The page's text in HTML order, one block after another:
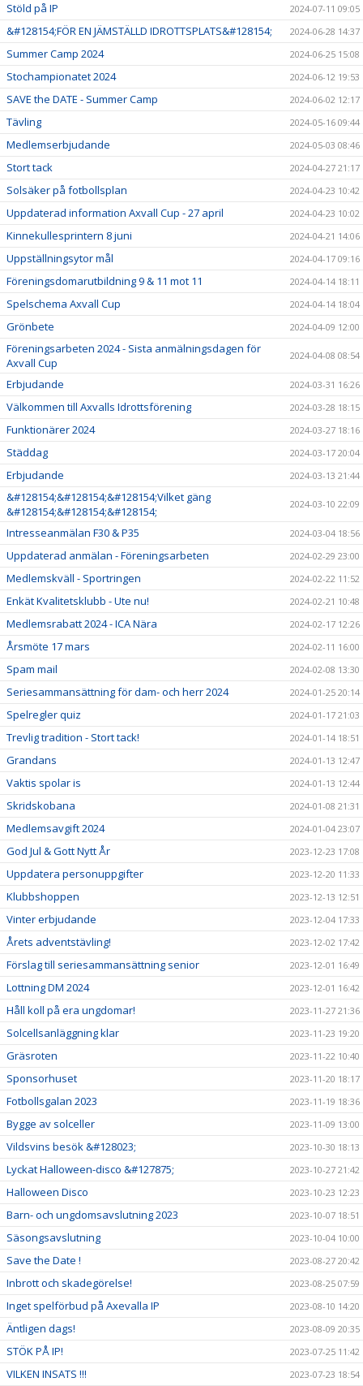
Stöld på IP 2024-07-11 09:05
&#128154;FÖR EN JÄMSTÄLLD IDROTTSPLATS&#128154; 2024-06-28 14:37
Summer Camp 2024 2024-06-25 15:08
Stochampionatet 2024 2024-06-12 19:53
SAVE the DATE - Summer Camp 2024-06-02 12:17
Tävling 2024-05-16 09:44
Medlemserbjudande 2024-05-03 08:46
Stort tack 2024-04-27 21:17
Solsäker på fotbollsplan 2024-04-23 10:42
Uppdaterad information Axvall Cup - 27 april 2024-04-23 10:02
Kinnekullesprintern 8 juni 2024-04-21 14:06
Uppställningsytor mål 2024-04-17 09:16
Föreningsdomarutbildning 9 & 11 mot 11 2024-04-14 18:11
Spelschema Axvall Cup 2024-04-14 18:04
Grönbete 2024-04-09 12:00
Föreningsarbeten 2024 - Sista anmälningsdagen för
Axvall Cup
2024-04-08 08:54
Erbjudande 2024-03-31 16:26
Välkommen till Axvalls Idrottsförening 2024-03-28 18:15
Funktionärer 2024 2024-03-27 18:16
Städdag 2024-03-17 20:04
Erbjudande 2024-03-13 21:44
&#128154;&#128154;&#128154;Vilket gäng
&#128154;&#128154;&#128154;
2024-03-10 22:09
Intresseanmälan F30 & P35 2024-03-04 18:56
Uppdaterad anmälan - Föreningsarbeten 2024-02-29 23:00
Medlemskväll - Sportringen 2024-02-22 11:52
Enkät Kvalitetsklubb - Ute nu! 2024-02-21 10:48
Medlemsrabatt 2024 - ICA Nära 2024-02-17 12:26
Årsmöte 17 mars 2024-02-11 16:00
Spam mail 2024-02-08 13:30
Seriesammansättning för dam- och herr 2024 2024-01-25 20:14
Spelregler quiz 2024-01-17 21:03
Trevlig tradition - Stort tack! 2024-01-14 18:51
Grandans 2024-01-13 12:47
Vaktis spolar is 2024-01-13 12:44
Skridskobana 2024-01-08 21:31
Medlemsavgift 2024 2024-01-04 23:07
God Jul & Gott Nytt År 2023-12-23 17:08
Uppdatera personuppgifter 2023-12-20 11:33
Klubbshoppen 2023-12-13 12:51
Vinter erbjudande 2023-12-04 17:33
Årets adventstävling! 2023-12-02 17:42
Förslag till seriesammansättning senior 2023-12-01 16:49
Lottning DM 2024 2023-12-01 16:42
Håll koll på era ungdomar! 2023-11-27 21:36
Solcellsanläggning klar 2023-11-23 19:20
Gräsroten 2023-11-22 10:40
Sponsorhuset 2023-11-20 18:17
Fotbollsgalan 2023 2023-11-19 18:36
Bygge av solceller 2023-11-09 13:00
Vildsvins besök &#128023; 2023-10-30 18:13
Lyckat Halloween-disco &#127875; 2023-10-27 21:42
Halloween Disco 2023-10-23 12:23
Barn- och ungdomsavslutning 2023 2023-10-07 18:51
Säsongsavslutning 2023-10-04 10:00
Save the Date ! 2023-08-27 20:42
Inbrott och skadegörelse! 2023-08-25 07:59
Inget spelförbud på Axevalla IP 2023-08-10 14:20
Äntligen dags! 2023-08-09 20:35
STÖK PÅ IP! 2023-07-25 11:42
VILKEN INSATS !!! 2023-07-23 18:54